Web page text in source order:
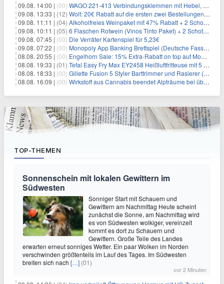
09.08. 14:00 | (00) WAGO 221-413 Verbindungsklemmen mit Hebel, 50 Stück für 14,99€
09.08. 13:33 | (12) Wolt: 20€ Rabatt auf die ersten zwei Bestellungen für Neukunden
09.08. 11:11 | (04) Alkoholfreies Weinpaket mit 47% Rabatt + 2 Schott Zwiesel Gläser GRATIS für 29,99€
09.08. 10:11 | (05) 6 Flaschen Rotwein (Vinos Tinto Paket) + 2 Schott Zwiesel Gläser für 25,99€ inkl. Versand
09.08. 07:45 | (00) Die Verräter Kartenspiel für 5,23€
09.08. 07:22 | (00) Monopoly App Banking Brettspiel (Deutsche Fassung) für 9,84€
08.08. 20:55 | (00) Engelhorn Sale: 15% Extra-Rabatt on top auf Mode- und Sport-Artikel
08.08. 19:33 | (01) Tefal Easy Fry Max EY2458 Heißluftfritteuse mit 5 Litern für 64,99€
08.08. 18:33 | (00) Gillette Fusion 5 Styler Barttrimmer und Rasierer (All in One) für 16€
08.08. 16:09 | (00) Wirkstoff aus Cannabis beendet Alpträume bei über 1/3 der PTSD-Patienten
TOP-THEMEN
Sonnenschein mit lokalen Gewittern im
Südwesten
Sonniger Start mit Schauern und
Gewittern am Nachmittag Heute scheint
zunächst die Sonne, am Nachmittag wird
es von Südwesten wolkiger, vereinzelt
kommt es dort zu Schauern und
Gewittern. Große Teile des Landes
erwarten erneut sonniges Wetter. Ein paar Wolken im Norden
verschwinden größtenteils im Lauf des Tages. Im Südwesten
breiten sich nach […] (01)
vor 2 Minuten